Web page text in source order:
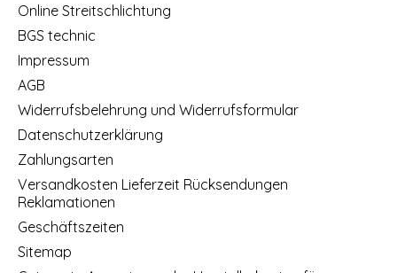
Online Streitschlichtung
BGS technic
Impressum
AGB
Widerrufsbelehrung und Widerrufsformular
Datenschutzerklärung
Zahlungsarten
Versandkosten Lieferzeit Rücksendungen
Reklamationen
Geschäftszeiten
Sitemap